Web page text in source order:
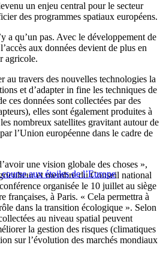
un enjeu central pour le secteur
des programmes spatiaux européens.
a qu’un pas. Avec le développement de
aux données devient de plus en
agricole.
au travers des nouvelles technologies la
et d’adapter in fine les techniques de
ces données sont collectées par des
elles sont également produites à
nombreux satellites gravitant autour de
l’Union européenne dans le cadre de
aux étoiles de l’Europe
une vision globale des choses »,
et membre du Conseil national
organisée le 10 juillet au siège
françaises, à Paris. « Cela permettra à
dans la transition écologique ». Selon
au niveau spatial peuvent
la gestion des risques (climatiques
sur l’évolution des marchés mondiaux